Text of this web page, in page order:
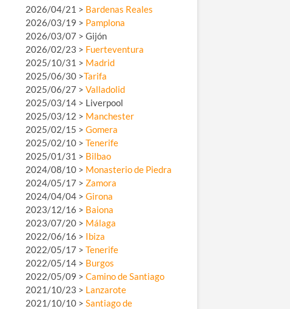
2026/04/21 > Bardenas Reales
2026/03/19 > Pamplona
2026/03/07 > Gijón
2026/02/23 > Fuerteventura
2025/10/31 > Madrid
2025/06/30 >Tarifa
2025/06/27 > Valladolid
2025/03/14 > Liverpool
2025/03/12 > Manchester
2025/02/15 > Gomera
2025/02/10 > Tenerife
2025/01/31 > Bilbao
2024/08/10 > Monasterio de Piedra
2024/05/17 > Zamora
2024/04/04 > Girona
2023/12/16 > Baiona
2023/07/20 > Málaga
2022/06/16 > Ibiza
2022/05/17 > Tenerife
2022/05/14 > Burgos
2022/05/09 > Camino de Santiago
2021/10/23 > Lanzarote
2021/10/10 > Santiago de